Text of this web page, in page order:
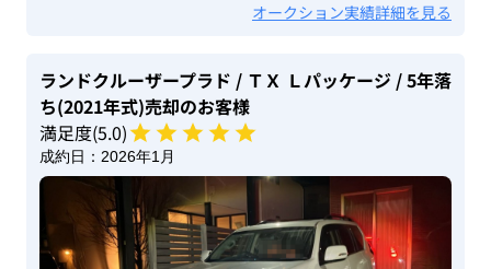
オークション実績詳細を見る
ランドクルーザープラド / ＴＸ Ｌパッケージ / 5年落
ち(2021年式)売却のお客様
満足度(5.0)
成約日： 2026年1月